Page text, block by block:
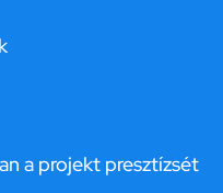
a projekt presztízsét